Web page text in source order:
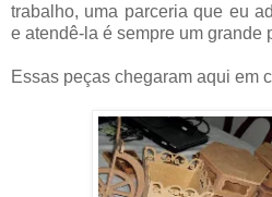
trabalho, uma parceria que eu
e atendê-la é sempre um grande
Essas peças chegaram aqui em